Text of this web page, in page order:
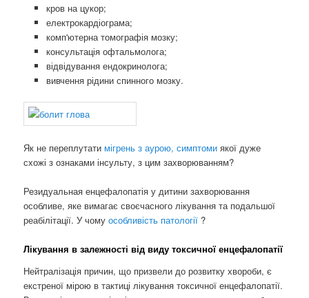
кров на цукор;
електрокардіограма;
комп'ютерна томографія мозку;
консультація офтальмолога;
відвідування ендокринолога;
вивчення рідини спинного мозку.
Як не переплутати мігрень з аурою, симптомиякої дуже
схожі з ознаками інсульту, з цим захворюванням?
Резидуальная енцефалопатія у дитини захворювання
особливе, яке вимагає своєчасного лікування та подальшої
реабілітації. У чомуособливість патології ?
Лікування в залежності від виду токсичної енцефалопатії
Нейтралізація причин, що призвели до розвитку хвороби, є
екстреної мірою в тактиці лікування токсичної енцефалопатії.